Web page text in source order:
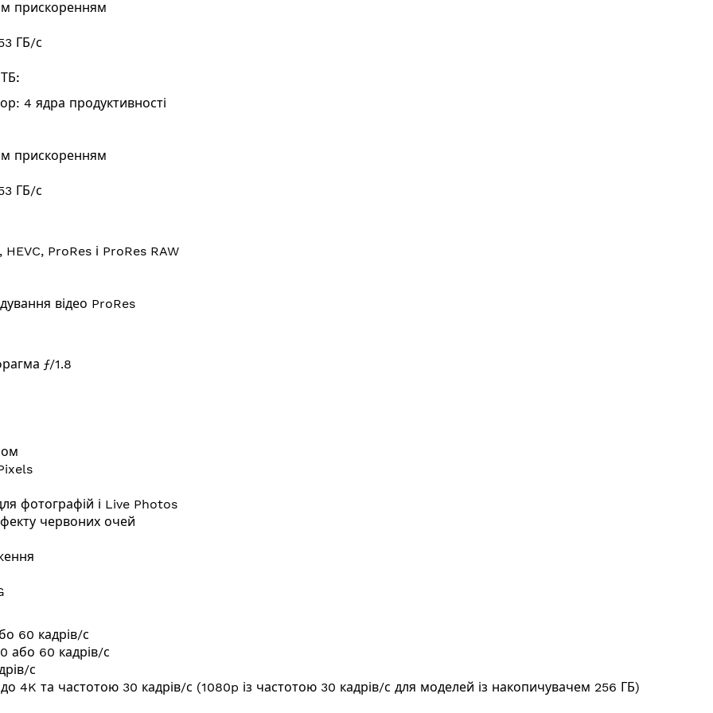
прискоренням
ГБ/с
4 ядра продуктивності
прискоренням
ГБ/с
ProRes і ProRes RAW
відео ProRes
ƒ/1.8
фотографій і Live Photos
червоних очей
60 кадрів/с
або 60 кадрів/с
с
до 4K та частотою 30 кадрів/с (1080p із частотою 30 кадрів/с для моделей із накопичувачем 256 ГБ)